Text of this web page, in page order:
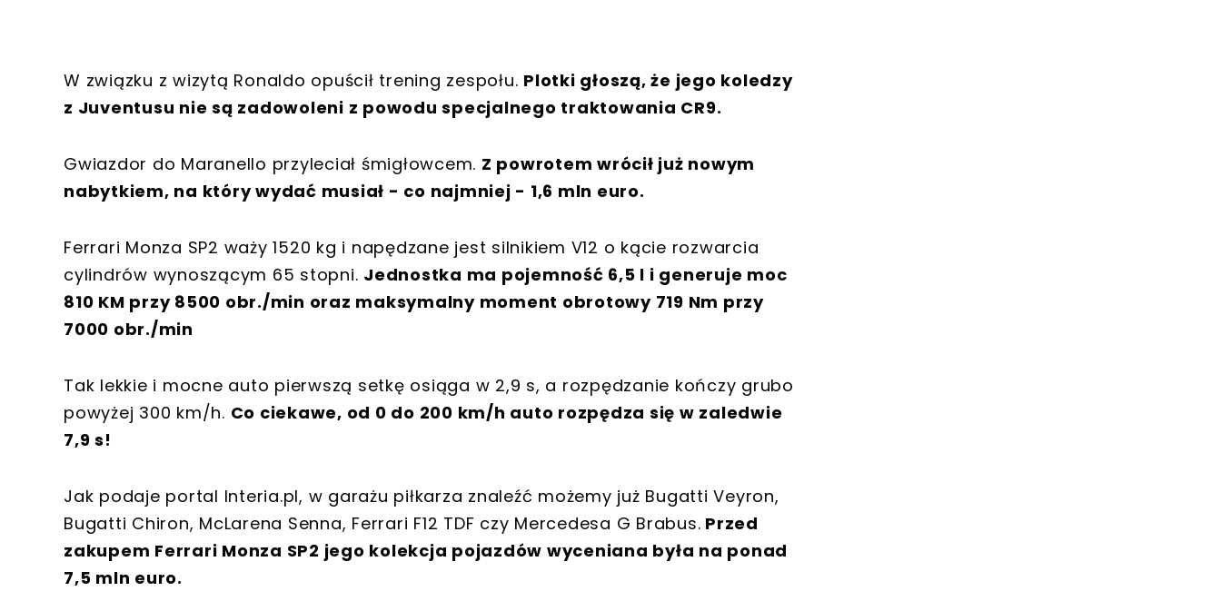
W związku z wizytą Ronaldo opuścił trening zespołu. Plotki głoszą, że jego koledzy
z Juventusu nie są zadowoleni z powodu specjalnego traktowania CR9.
Gwiazdor do Maranello przyleciał śmigłowcem. Z powrotem wrócił już nowym
nabytkiem, na który wydać musiał - co najmniej - 1,6 mln euro.
Ferrari Monza SP2 waży 1520 kg i napędzane jest silnikiem V12 o kącie rozwarcia
cylindrów wynoszącym 65 stopni. Jednostka ma pojemność 6,5 l i generuje moc
810 KM przy 8500 obr./min oraz maksymalny moment obrotowy 719 Nm przy
7000 obr./min
Tak lekkie i mocne auto pierwszą setkę osiąga w 2,9 s, a rozpędzanie kończy grubo
powyżej 300 km/h. Co ciekawe, od 0 do 200 km/h auto rozpędza się w zaledwie
7,9 s!
Jak podaje portal Interia.pl, w garażu piłkarza znaleźć możemy już Bugatti Veyron,
Bugatti Chiron, McLarena Senna, Ferrari F12 TDF czy Mercedesa G Brabus. Przed
zakupem Ferrari Monza SP2 jego kolekcja pojazdów wyceniana była na ponad
7,5 mln euro.